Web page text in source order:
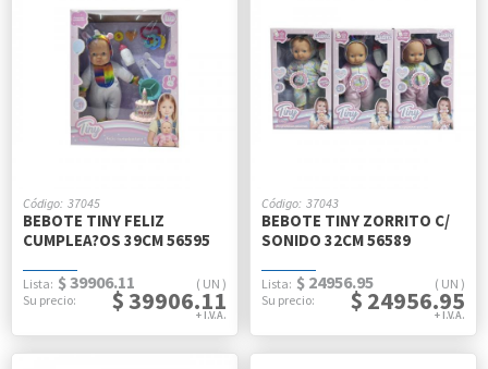
37045
BEBOTE TINY FELIZ
CUMPLEA?OS 39CM 56595
UN
$ 39906.11
$ 39906.11
37043
BEBOTE TINY ZORRITO C/
SONIDO 32CM 56589
UN
$ 24956.95
$ 24956.95